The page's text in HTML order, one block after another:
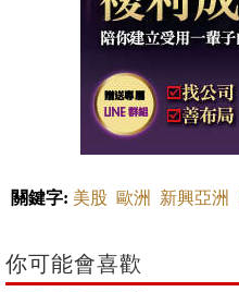
關鍵字: 美股 歐洲 新興亞洲
你可能會喜歡